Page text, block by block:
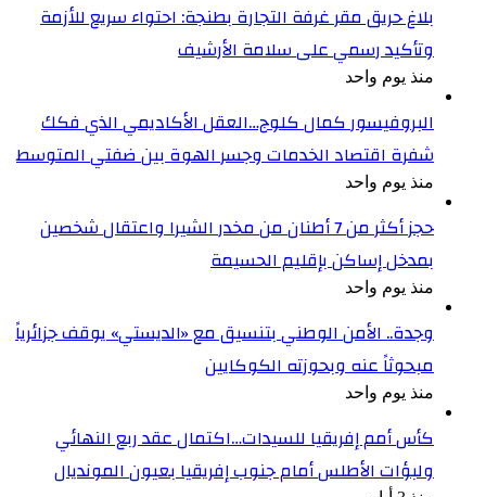
بلاغ حريق مقر غرفة التجارة بطنجة: احتواء سريع للأزمة
وتأكيد رسمي على سلامة الأرشيف
منذ يوم واحد
البروفيسور كمال كلوج…العقل الأكاديمي الذي فكك
شفرة اقتصاد الخدمات وجسر الهوة بين ضفتي المتوسط
منذ يوم واحد
حجز أكثر من 7 أطنان من مخدر الشيرا واعتقال شخصين
بمدخل إساكن بإقليم الحسيمة
منذ يوم واحد
وجدة.. الأمن الوطني بتنسيق مع «الديستي» يوقف جزائرياً
مبحوثاً عنه وبحوزته الكوكايين
منذ يوم واحد
كأس أمم إفريقيا للسيدات…اكتمال عقد ربع النهائي
ولبؤات الأطلس أمام جنوب إفريقيا بعيون المونديال